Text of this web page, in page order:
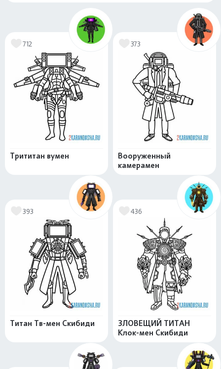
712
Трититан вумен
373
Вооруженный
камерамен
393
Титан Тв-мен Скибиди
436
ЗЛОВЕЩИЙ ТИТАН
Клок-мен Скибиди